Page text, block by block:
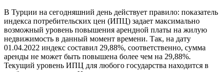
В Турции на сегодняшний день действует правило: показатель
индекса потребительских цен (ИПЦ) задает максимально
возможный уровень повышения арендной платы на жилую
недвижимость в данный момент времени. Так, на дату
01.04.2022 индекс составил 29,88%, соответственно, сумма
аренды не может быть повышена более чем на 29,88%.
Текущий уровень ИПЦ для любого государства находится в